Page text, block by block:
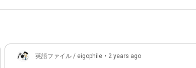
英語ファイル / eigophile • 2 years ago